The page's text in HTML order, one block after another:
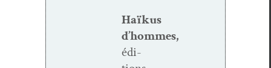
Haïkus
d’hommes,
édi­